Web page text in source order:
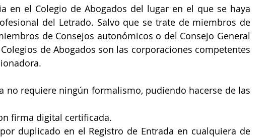
en el Colegio de Abogados del lugar en el que se haya
del Letrado. Salvo que se trate de miembros de
de Consejos autonómicos o del Consejo General
de Abogados son las corporaciones competentes
no requiere ningún formalismo, pudiendo hacerse de las
firma digital certificada.
duplicado en el Registro de Entrada en cualquiera de